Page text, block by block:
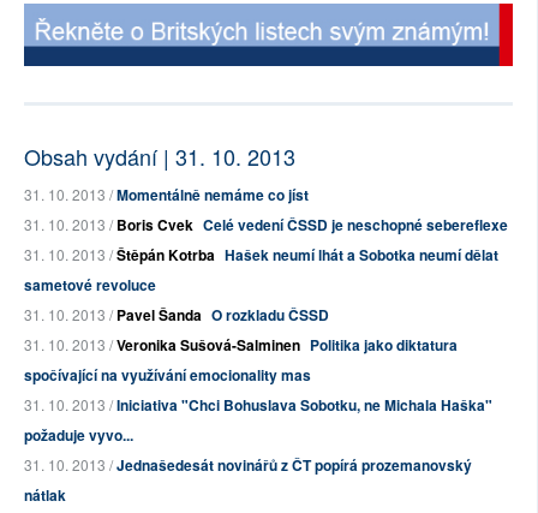
Obsah vydání | 31. 10. 2013
31. 10. 2013 /Momentálně nemáme co jíst
31. 10. 2013 /Boris Cvek Celé vedení ČSSD je neschopné sebereflexe
31. 10. 2013 /Štěpán Kotrba Hašek neumí lhát a Sobotka neumí dělat
sametové revoluce
31. 10. 2013 /Pavel Šanda O rozkladu ČSSD
31. 10. 2013 /Veronika Sušová-Salminen Politika jako diktatura
spočívající na využívání emocionality mas
31. 10. 2013 /Iniciativa "Chci Bohuslava Sobotku, ne Michala Haška"
požaduje vyvo...
31. 10. 2013 /Jednašedesát novinářů z ČT popírá prozemanovský
nátlak